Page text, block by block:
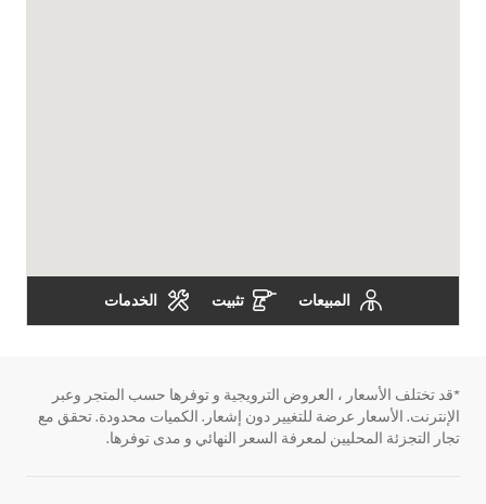
المبيعات تثبيت الخدمات
*قد تختلف الأسعار ، العروض الترويجية و توفرها حسب المتجر وعبر
الإنترنت. الأسعار عرضة للتغيير دون إشعار. الكميات محدودة. تحقق مع
تجار التجزئة المحليين لمعرفة السعر النهائي و مدى توفرها.